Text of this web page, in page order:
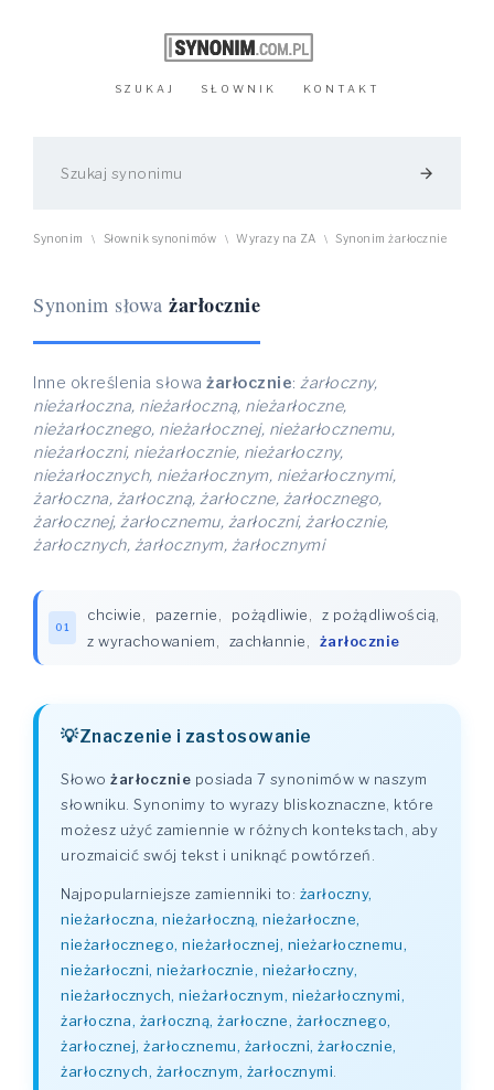
SZUKAJ SŁOWNIK KONTAKT
arrow_forward
Synonim \ Słownik synonimów \ Wyrazy na ZA \ Synonim żarłocznie
Synonim słowa żarłocznie
Inne określenia słowa żarłocznie: żarłoczny,
nieżarłoczna, nieżarłoczną, nieżarłoczne,
nieżarłocznego, nieżarłocznej, nieżarłocznemu,
nieżarłoczni, nieżarłocznie, nieżarłoczny,
nieżarłocznych, nieżarłocznym, nieżarłocznymi,
żarłoczna, żarłoczną, żarłoczne, żarłocznego,
żarłocznej, żarłocznemu, żarłoczni, żarłocznie,
żarłocznych, żarłocznym, żarłocznymi
01
chciwie pazernie pożądliwie z pożądliwością
z wyrachowaniem
zachłannie żarłocznie
Znaczenie i zastosowanie
Słowo żarłocznie posiada 7 synonimów w naszym
słowniku. Synonimy to wyrazy bliskoznaczne, które
możesz użyć zamiennie w różnych kontekstach, aby
urozmaicić swój tekst i uniknąć powtórzeń.
Najpopularniejsze zamienniki to: żarłoczny,
nieżarłoczna, nieżarłoczną, nieżarłoczne,
nieżarłocznego, nieżarłocznej, nieżarłocznemu,
nieżarłoczni, nieżarłocznie, nieżarłoczny,
nieżarłocznych, nieżarłocznym, nieżarłocznymi,
żarłoczna, żarłoczną, żarłoczne, żarłocznego,
żarłocznej, żarłocznemu, żarłoczni, żarłocznie,
żarłocznych, żarłocznym, żarłocznymi